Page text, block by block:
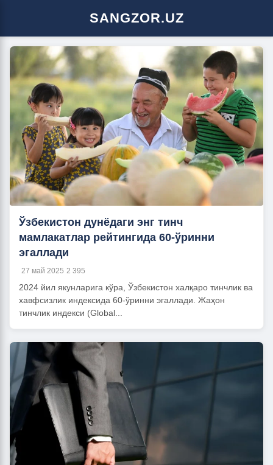
SANGZOR.UZ
Ўзбекистон дунёдаги энг тинч
мамлакатлар рейтингида 60-ўринни
эгаллади
27 май 2025 2 395
2024 йил якунларига кўра, Ўзбекистон халқаро тинчлик ва
хавфсизлик индексида 60-ўринни эгаллади. Жаҳон
тинчлик индекси (Global...